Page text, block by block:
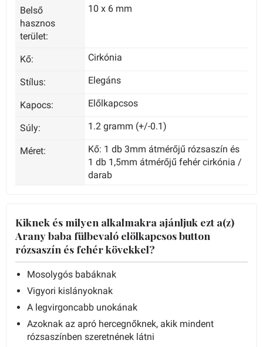
Belső
hasznos
terület:
10 x 6 mm
Kő: Cirkónia
Stílus: Elegáns
Kapocs: Előlkapcsos
Súly: 1.2 gramm (+/-0.1)
Méret:
Kő: 1 db 3mm átmérőjű rózsaszín és
1 db 1,5mm átmérőjű fehér cirkónia /
darab
Kiknek és milyen alkalmakra ajánljuk ezt a(z)
Arany baba fülbevaló elölkapcsos button
rózsaszín és fehér kövekkel?
Mosolygós babáknak
Vigyori kislányoknak
A legvirgoncabb unokának
Azoknak az apró hercegnőknek, akik mindent
rózsaszínben szeretnének látni